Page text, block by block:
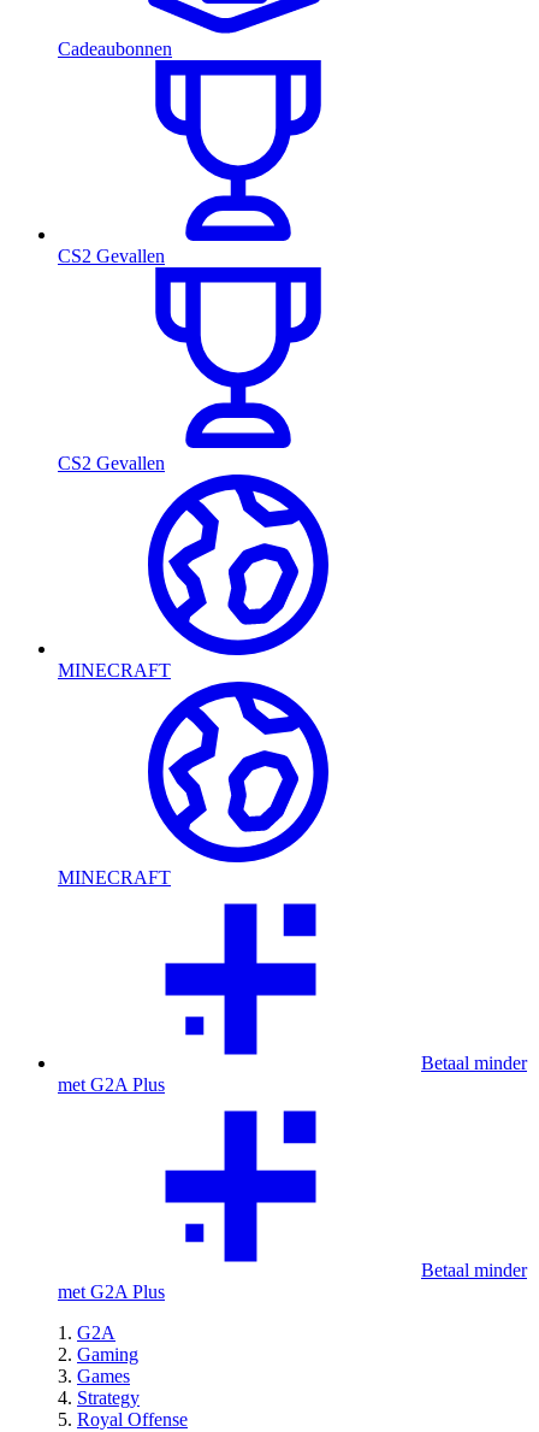
Cadeaubonnen
CS2 Gevallen
CS2 Gevallen
MINECRAFT
MINECRAFT
Betaal minder
met G2A Plus
Betaal minder
met G2A Plus
G2A
Gaming
Games
Strategy
Royal Offense